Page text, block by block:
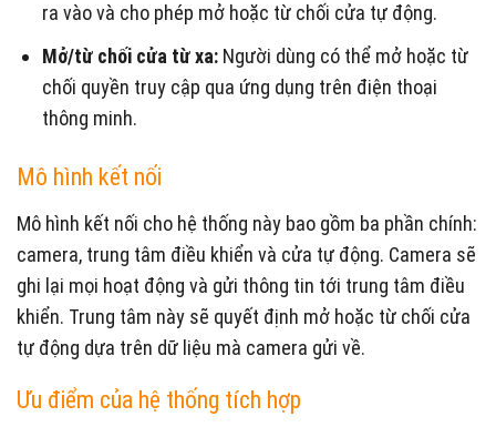
ra vào và cho phép mở hoặc từ chối cửa tự động.
Mở/từ chối cửa từ xa: Người dùng có thể mở hoặc từ
chối quyền truy cập qua ứng dụng trên điện thoại
thông minh.
Mô hình kết nối
Mô hình kết nối cho hệ thống này bao gồm ba phần chính:
camera, trung tâm điều khiển và cửa tự động. Camera sẽ
ghi lại mọi hoạt động và gửi thông tin tới trung tâm điều
khiển. Trung tâm này sẽ quyết định mở hoặc từ chối cửa
tự động dựa trên dữ liệu mà camera gửi về.
Ưu điểm của hệ thống tích hợp